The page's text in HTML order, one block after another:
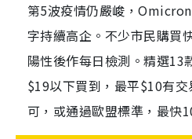
第5波疫情仍嚴峻，
字持續高企。不少市民購買
陽性後作每日檢測。精選13
$19以下買到，最平$10有
可，或通過歐盟標準，最快